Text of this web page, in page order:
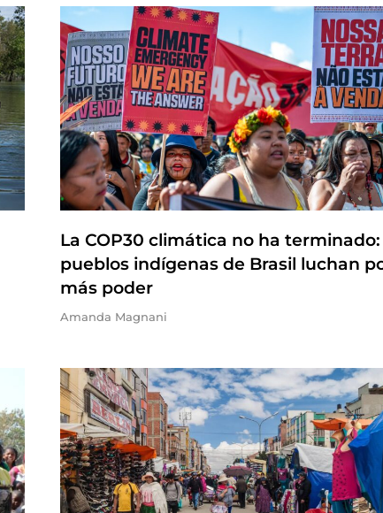
La COP30 climática no ha terminado:
pueblos indígenas de Brasil luchan
más poder
Amanda Magnani